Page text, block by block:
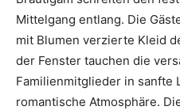
Mittelgang entlang. Die
mit Blumen verzierte Kleid
der Fenster tauchen die
Familienmitglieder in sanfte
romantische Atmosphäre.